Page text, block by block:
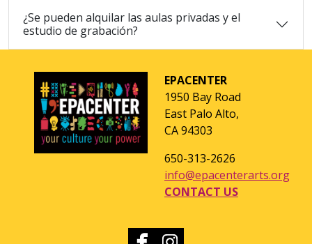
¿Se pueden alquilar las aulas privadas y el
estudio de grabación?
EPACENTER
1950 Bay Road
East Palo Alto,
CA 94303
650-313-2626
info@epacenterarts.org
CONTACT US